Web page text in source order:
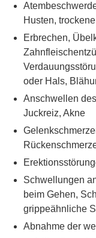
Husten,
Erbrechen,
oder Hals,
Anschwellen
Juckreiz, Akne
Schwellungen
beim Gehen,
grippeähnliche
Abnahme der